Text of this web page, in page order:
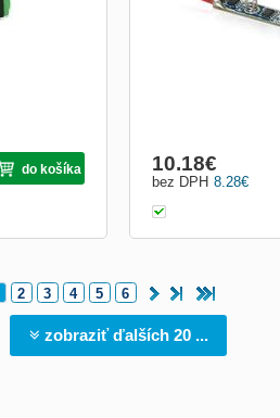
do košíka
8.28€
bez DPH
10.18€
2 3 4 5 6
zobraziť ďalších 20 ...